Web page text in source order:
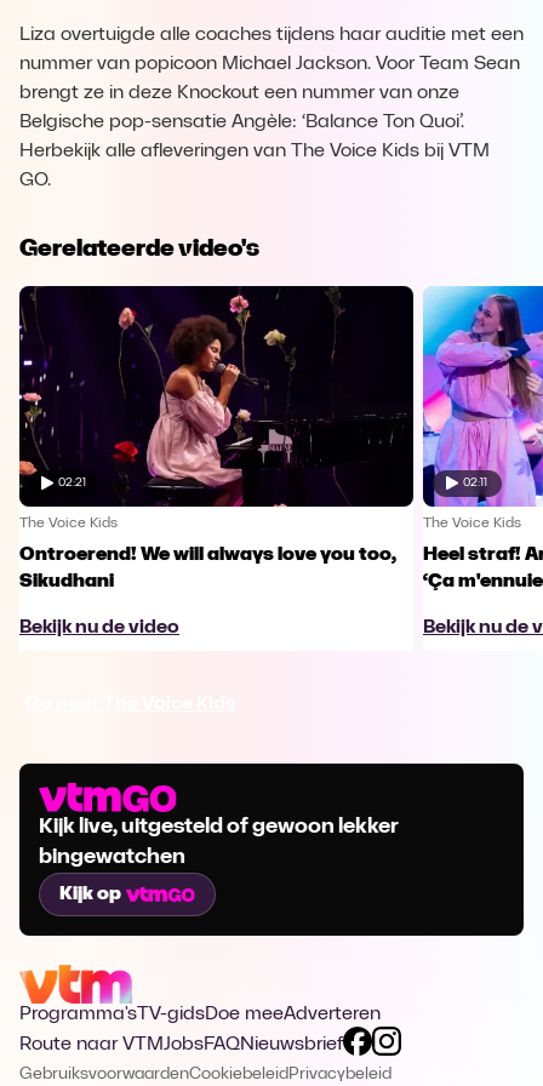
Liza overtuigde alle coaches tijdens haar auditie met een
nummer van popicoon Michael Jackson. Voor Team Sean
brengt ze in deze Knockout een nummer van onze
Belgische pop-sensatie Angèle: ‘Balance Ton Quoi’.
Herbekijk alle afleveringen van The Voice Kids bij VTM
GO.
Gerelateerde video's
02:21
The Voice Kids
Ontroerend! We will always love you too,
Sikudhani
Bekijk nu de video
02:11
The Voice Kids
Heel straf!
‘Ça
Bekijk nu de
Kijk live, uitgesteld of gewoon lekker
bingewatchen
Kijk op
Programma's TV-gidsDoe meeAdverteren
Route naar VTMJobsFAQNieuwsbrief
GebruiksvoorwaardenCookiebeleid Privacybeleid